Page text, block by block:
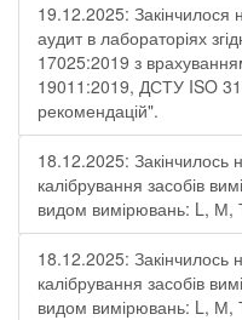
19.12.2025: Закінчилося
аудит в лабораторіях
17025:2019 з
19011:2019, ДСТУ ISO
рекомендацій".
18.12.2025: Закінчилось
калібрування засобів
видом вимірювань: L,
18.12.2025: Закінчилось
калібрування засобів
видом вимірювань: L,